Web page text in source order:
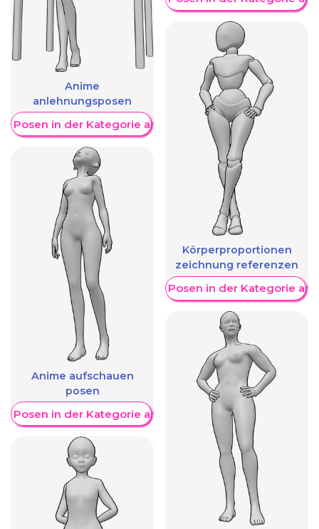
Anime
anlehnungsposen
Posen in der Kategorie anzeigen
Anime aufschauen
posen
Posen in der Kategorie anzeigen
Körperproportionen
zeichnung referenzen
Weitere Posen in der Kategorie